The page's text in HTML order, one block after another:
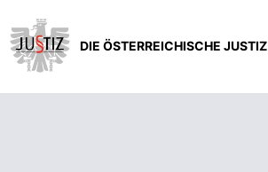
DIE ÖSTERREICHISCHE JUSTIZ